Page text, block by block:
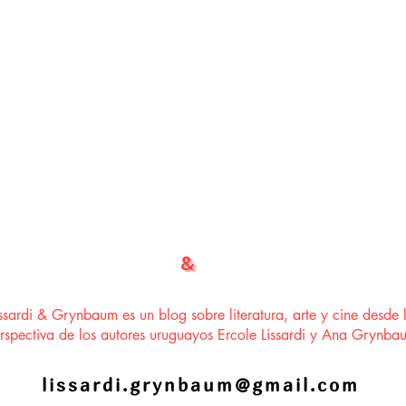
&GRYNBAUM
& Grynbaum es un blog sobre literatura, arte y cine desde
de los autores uruguayos Ercole Lissardi y Ana
lissardi.grynbaum@gmail.com